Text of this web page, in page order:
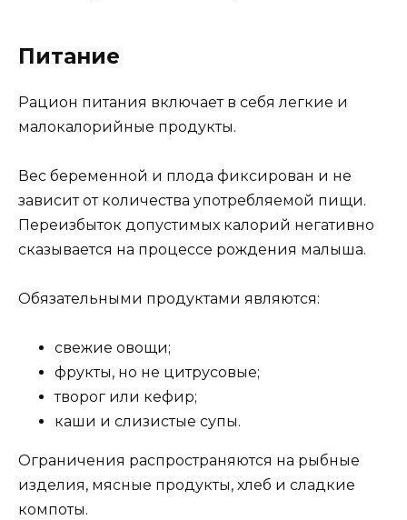
Питание
Рацион питания включает в себя легкие и
малокалорийные продукты.
Вес беременной и плода фиксирован и не
зависит от количества употребляемой пищи.
Переизбыток допустимых калорий негативно
сказывается на процессе рождения малыша.
Обязательными продуктами являются:
свежие овощи;
фрукты, но не цитрусовые;
творог или кефир;
каши и слизистые супы.
Ограничения распространяются на рыбные
изделия, мясные продукты, хлеб и сладкие
компоты.